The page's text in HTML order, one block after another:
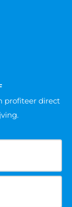
profiteer direct